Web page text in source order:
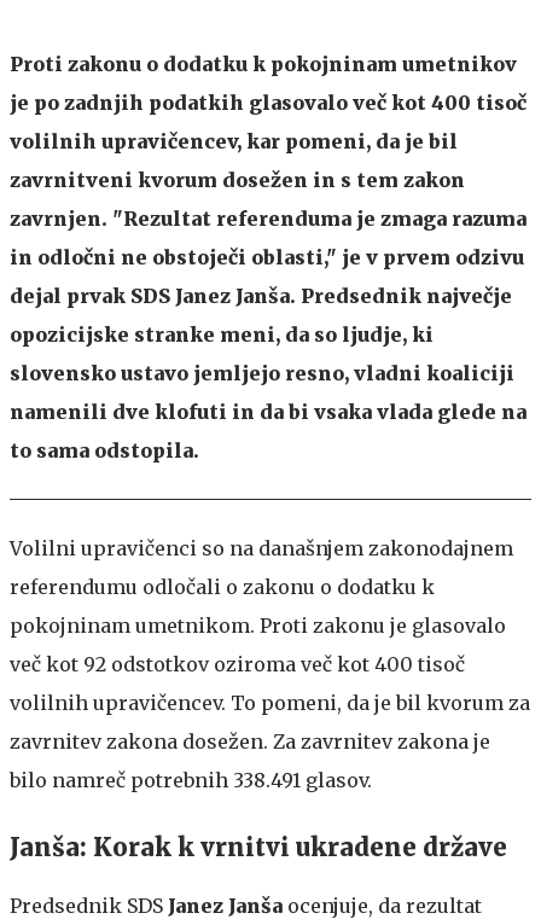
Proti zakonu o dodatku k pokojninam umetnikov
je po zadnjih podatkih glasovalo več kot 400 tisoč
volilnih upravičencev, kar pomeni, da je bil
zavrnitveni kvorum dosežen in s tem zakon
zavrnjen. "Rezultat referenduma je zmaga razuma
in odločni ne obstoječi oblasti," je v prvem odzivu
dejal prvak SDS Janez Janša. Predsednik največje
opozicijske stranke meni, da so ljudje, ki
slovensko ustavo jemljejo resno, vladni koaliciji
namenili dve klofuti in da bi vsaka vlada glede na
to sama odstopila.
Volilni upravičenci so na današnjem zakonodajnem
referendumu odločali o zakonu o dodatku k
pokojninam umetnikom. Proti zakonu je glasovalo
več kot 92 odstotkov oziroma več kot 400 tisoč
volilnih upravičencev. To pomeni, da je bil kvorum za
zavrnitev zakona dosežen. Za zavrnitev zakona je
bilo namreč potrebnih 338.491 glasov.
Janša: Korak k vrnitvi ukradene države
Predsednik SDS Janez Janša ocenjuje, da rezultat